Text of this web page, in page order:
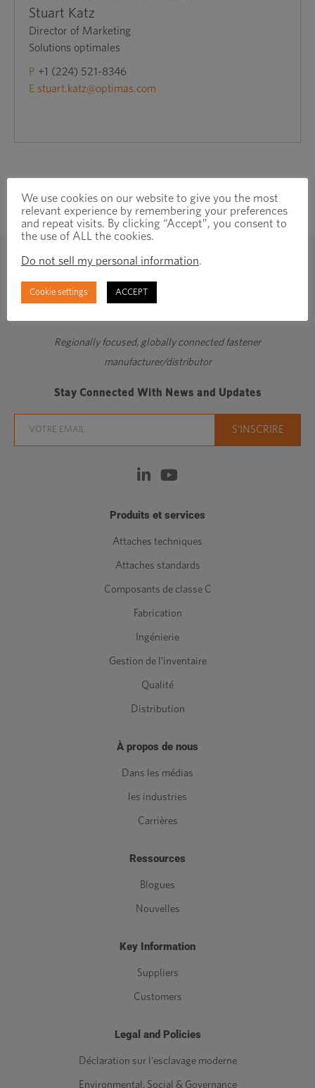
Stuart Katz
Director of Marketing
Solutions optimales
P +1 (224) 521-8346
E stuart.katz@optimas.com
Regionally focused, globally connected fastener
manufacturer/distributor
Stay Connected With News and Updates
Produits et services
Attaches techniques
Attaches standards
Composants de classe C
Fabrication
Ingénierie
Gestion de l'inventaire
Qualité
Distribution
À propos de nous
Dans les médias
les industries
Carrières
Ressources
Blogues
Nouvelles
Key Information
Suppliers
Customers
Legal and Policies
Déclaration sur l'esclavage moderne
Environmental, Social & Governance
We use cookies on our website to give you the most
relevant experience by remembering your preferences
and repeat visits. By clicking “Accept”, you consent to
the use of ALL the cookies.
Do not sell my personal information.
Cookie settings ACCEPT